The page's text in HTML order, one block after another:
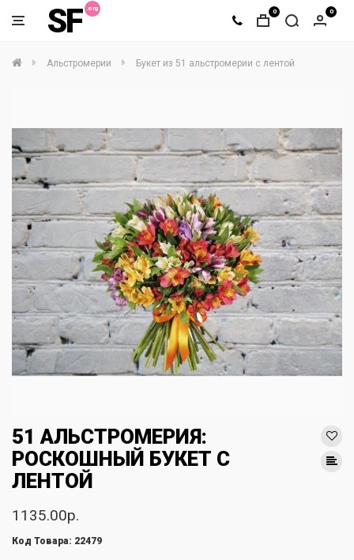
SF 0 0
Альстромерии Букет из 51 альстромерии с лентой
51 АЛЬСТРОМЕРИЯ:
РОСКОШНЫЙ БУКЕТ С
ЛЕНТОЙ
1135.00р.
Код Товара: 22479